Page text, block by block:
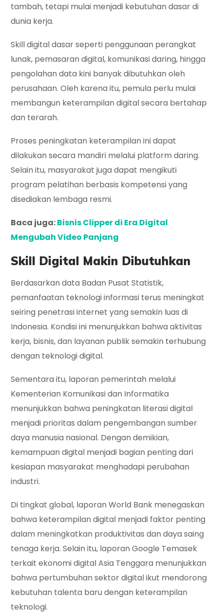
tambah, tetapi mulai menjadi kebutuhan dasar di
dunia kerja.
Skill digital dasar seperti penggunaan perangkat
lunak, pemasaran digital, komunikasi daring, hingga
pengolahan data kini banyak dibutuhkan oleh
perusahaan. Oleh karena itu, pemula perlu mulai
membangun keterampilan digital secara bertahap
dan terarah.
Proses peningkatan keterampilan ini dapat
dilakukan secara mandiri melalui platform daring.
Selain itu, masyarakat juga dapat mengikuti
program pelatihan berbasis kompetensi yang
disediakan lembaga resmi.
Baca juga:Bisnis Clipper di Era Digital
Mengubah Video Panjang
Skill Digital Makin Dibutuhkan
Berdasarkan data Badan Pusat Statistik,
pemanfaatan teknologi informasi terus meningkat
seiring penetrasi internet yang semakin luas di
Indonesia. Kondisi ini menunjukkan bahwa aktivitas
kerja, bisnis, dan layanan publik semakin terhubung
dengan teknologi digital.
Sementara itu, laporan pemerintah melalui
Kementerian Komunikasi dan Informatika
menunjukkan bahwa peningkatan literasi digital
menjadi prioritas dalam pengembangan sumber
daya manusia nasional. Dengan demikian,
kemampuan digital menjadi bagian penting dari
kesiapan masyarakat menghadapi perubahan
industri.
Di tingkat global, laporan World Bank menegaskan
bahwa keterampilan digital menjadi faktor penting
dalam meningkatkan produktivitas dan daya saing
tenaga kerja. Selain itu, laporan Google Temasek
terkait ekonomi digital Asia Tenggara menunjukkan
bahwa pertumbuhan sektor digital ikut mendorong
kebutuhan talenta baru dengan keterampilan
teknologi.